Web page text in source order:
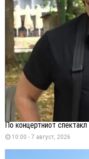
По концертниот
10:00 - 7 август, 2026